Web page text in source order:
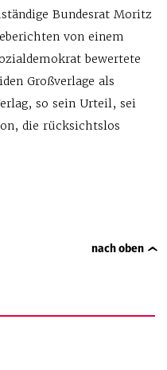
Bundesrat Moritz
von einem
bewertete
Großverlage als
so sein Urteil, sei
die rücksichtslos
nach oben